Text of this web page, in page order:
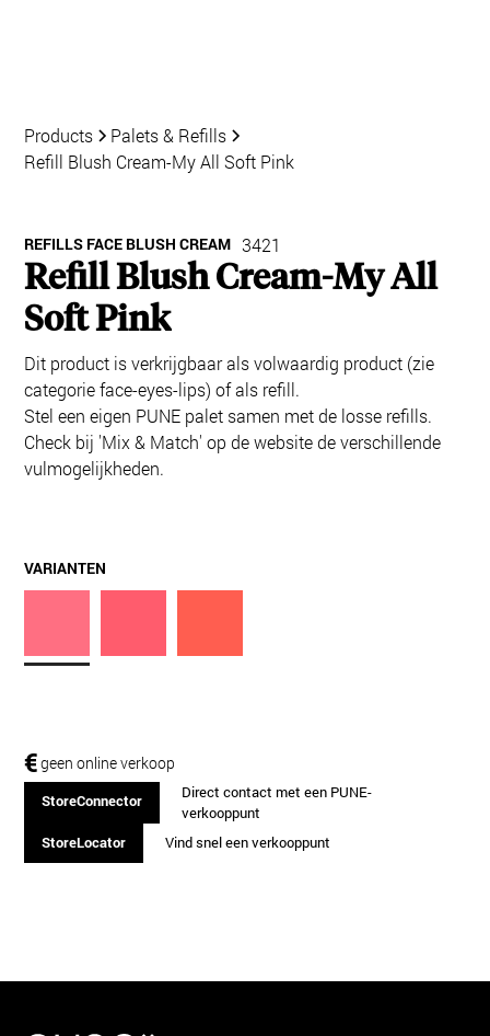
Products
Palets & Refills
Refill Blush Cream-My All Soft Pink
REFILLS FACE BLUSH CREAM 3421
Refill Blush Cream-My All
Soft Pink
Dit product is verkrijgbaar als volwaardig product (zie
categorie face-eyes-lips) of als refill.
Stel een eigen PUNE palet samen met de losse refills.
Check bij 'Mix & Match' op de website de verschillende
vulmogelijkheden.
VARIANTEN
€geen online verkoop
StoreConnector
Direct contact met een PUNE-
verkooppunt
StoreLocator
Vind snel een verkooppunt